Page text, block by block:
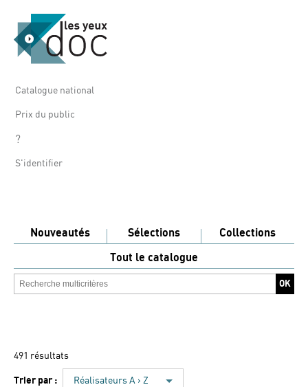
Catalogue national
Prix du public
?
S'identifier
Nouveautés Sélections
Collections
Tout le catalogue
491 résultats
Trier par : Réalisateurs A › Z